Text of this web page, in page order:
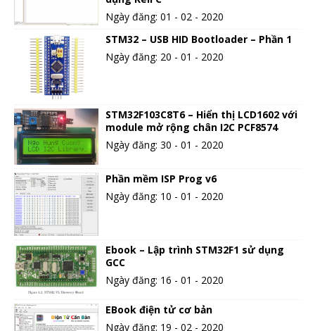
Ngày đăng: 01 - 02 - 2020
STM32 – USB HID Bootloader – Phần 1
Ngày đăng: 20 - 01 - 2020
STM32F103C8T6 – Hiển thị LCD1602 với
module mở rộng chân I2C PCF8574
Ngày đăng: 30 - 01 - 2020
Phần mềm ISP Prog v6
Ngày đăng: 10 - 01 - 2020
Ebook – Lập trình STM32F1 sử dụng
GCC
Ngày đăng: 16 - 01 - 2020
EBook điện tử cơ bản
Ngày đăng: 19 - 02 - 2020